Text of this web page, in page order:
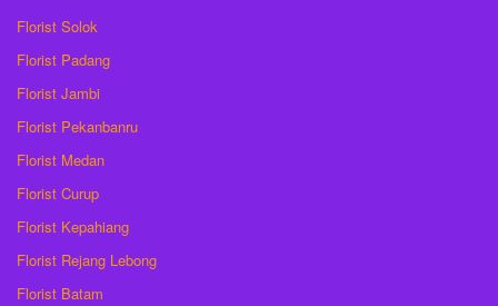
Florist Solok
Florist Padang
Florist Jambi
Florist Pekanbanru
Florist Medan
Florist Curup
Florist Kepahiang
Florist Rejang Lebong
Florist Batam